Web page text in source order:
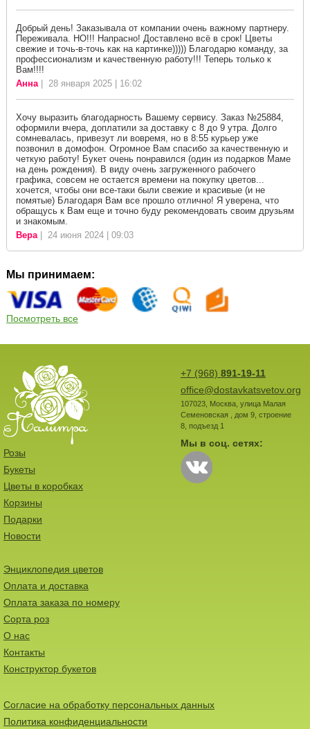
Добрый день! Заказывала от компании очень важному партнеру.
Переживала. НО!!! Напрасно! Доставлено всё в срок! Цветы
свежие и точь-в-точь как на картинке))))) Благодарю команду, за
профессионализм и качественную работу!!! Теперь только к
Вам!!!!
Анна| 28 января 2025 | 16:02
Хочу выразить благодарность Вашему сервису. Заказ №25884,
оформили вчера, доплатили за доставку с 8 до 9 утра. Долго
сомневалась, привезут ли вовремя, но в 8:55 курьер уже
позвонил в домофон. Огромное Вам спасибо за качественную и
четкую работу! Букет очень понравился (один из подарков Маме
на день рождения). В виду очень загруженного рабочего
графика, совсем не остается времени на покупку цветов...
хочется, чтобы они все-таки были свежие и красивые (и не
помятые) Благодаря Вам все прошло отлично! Я уверена, что
обращусь к Вам еще и точно буду рекомендовать своим друзьям
и знакомым.
Вера| 24 июня 2024 | 09:03
Мы принимаем:
Посмотреть все
+7 (968) 891-19-11
office@dostavkatsvetov.org
107023, Москва, улица Малая
Семеновская , дом 9, строение
8, подъезд 1
Мы в соц. сетях:
Розы
Букеты
Цветы в коробках
Корзины
Подарки
Новости
Энциклопедия цветов
Оплата и доставка
Оплата заказа по номеру
Сорта роз
О нас
Контакты
Конструктор букетов
Согласие на обработку персональных данных
Политика конфиденциальности